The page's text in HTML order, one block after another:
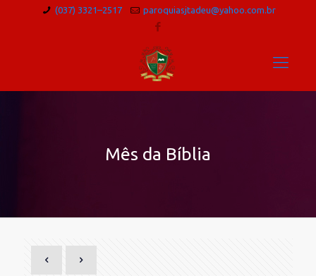
(037) 3321–2517 paroquiasjtadeu@yahoo.com.br
Mês da Bíblia